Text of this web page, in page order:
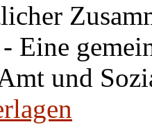
Eine
und